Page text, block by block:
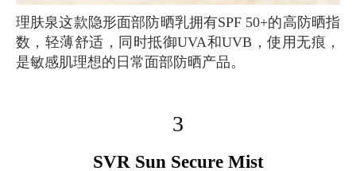
理肤泉这款隐形面部防晒乳拥有SPF 50+的高防晒指
数，轻薄舒适，同时抵御UVA和UVB，使用无痕，
是敏感肌理想的日常面部防晒产品。
3
SVR Sun Secure Mist